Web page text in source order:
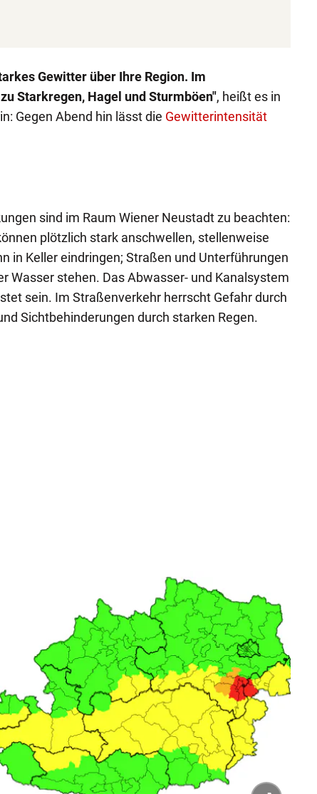
Gewitter über Ihre Region. Im
Starkregen, Hagel und Sturmböen", heißt es in
Gegen Abend hin lässt die Gewitterintensität
sind im Raum Wiener Neustadt zu beachten:
plötzlich stark anschwellen, stellenweise
in Keller eindringen; Straßen und Unterführungen
Wasser stehen. Das Abwasser- und Kanalsystem
sein. Im Straßenverkehr herrscht Gefahr durch
Sichtbehinderungen durch starken Regen.